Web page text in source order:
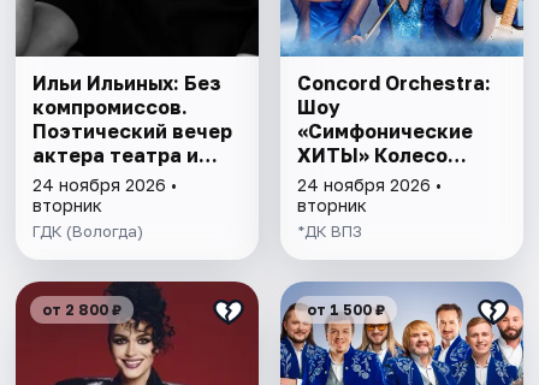
Ильи Ильиных: Без
компромиссов.
Поэтический вечер
актера театра и
кино
24 ноября 2026 •
вторник
ГДК (Вологда)
Concord Orchestra:
Шоу
«Симфонические
ХИТЫ» Колесо
любви
24 ноября 2026 •
вторник
*ДК ВПЗ
от 2 800 ₽ от 1 500 ₽